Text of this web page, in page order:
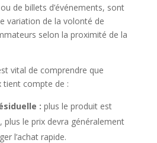
de billets d’événements, sont
variation de la volonté de
selon la proximité de la
vital de comprendre que
tient compte de :
: plus le produit est
plus le prix devra généralement
l’achat rapide.